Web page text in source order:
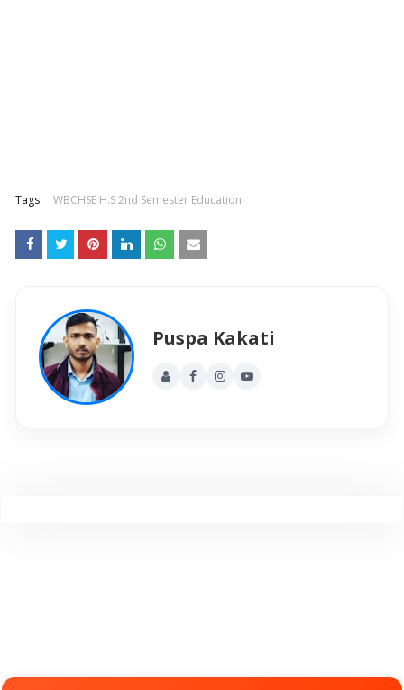
Tags: WBCHSE H.S 2nd Semester Education
Puspa Kakati